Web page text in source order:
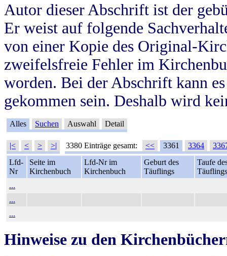
Autor dieser Abschrift ist der
Er weist auf folgende
von einer Kopie des Original-
zweifelsfreie Fehler im
worden. Bei der Abschrift kann
gekommen sein. Deshalb wird
Alles Suchen Auswahl Detail
|< < > >| 3380 Einträge gesamt: << 3361 3364
Lfd-
Nr
Seite im
Kirchenbuch
Lfd-Nr im
Kirchenbuch
Geburt des
Täuflings
Taufe
Täuflings
...
...
...
Hinweise zu den